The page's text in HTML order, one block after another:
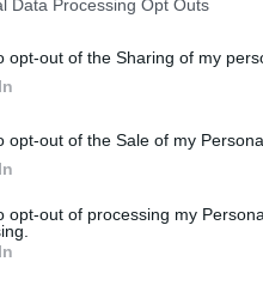
Data Processing Opt Outs
opt-out of the Sharing of my
opt-out of the Sale of my
opt-out of processing my